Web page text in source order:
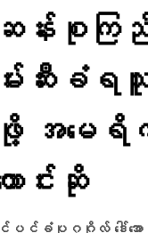
င်ဆန်းစု
းဆီးခံရသူ
ဖို့ အမေ
င်းဆို